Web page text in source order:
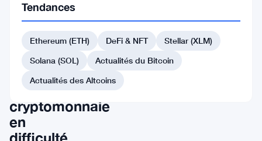
DES
ALTCOINS
marché
cryptomonnaie
en
difficulté
Tendances
Ethereum (ETH) DeFi & NFT
Stellar (XLM)
Solana (SOL)
Actualités du Bitcoin
Actualités des Altcoins